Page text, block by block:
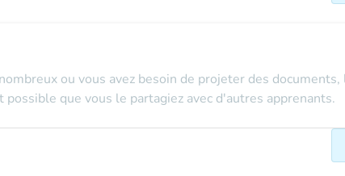
ou vous avez besoin de projeter des
que vous le partagiez avec d'autres apprenants.